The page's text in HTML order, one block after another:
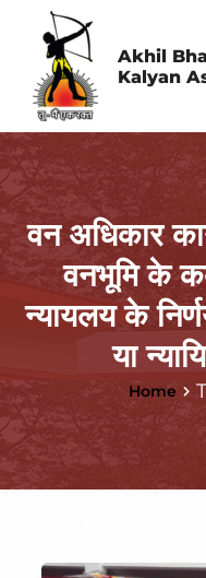
content
Akhil
Kalyan
वन अधिकार
वनभूमि के
न्यायलय के
या
Home